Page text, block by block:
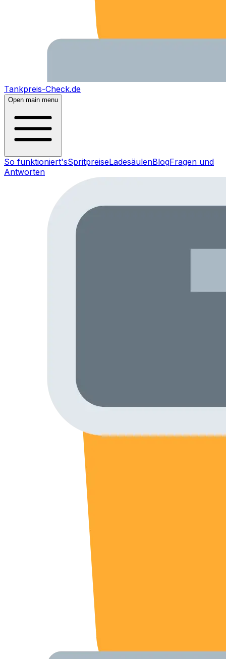
Tankpreis-Check.de
Open main menu
So funktioniert'sSpritpreiseLadesäulenBlogFragen und
Antworten